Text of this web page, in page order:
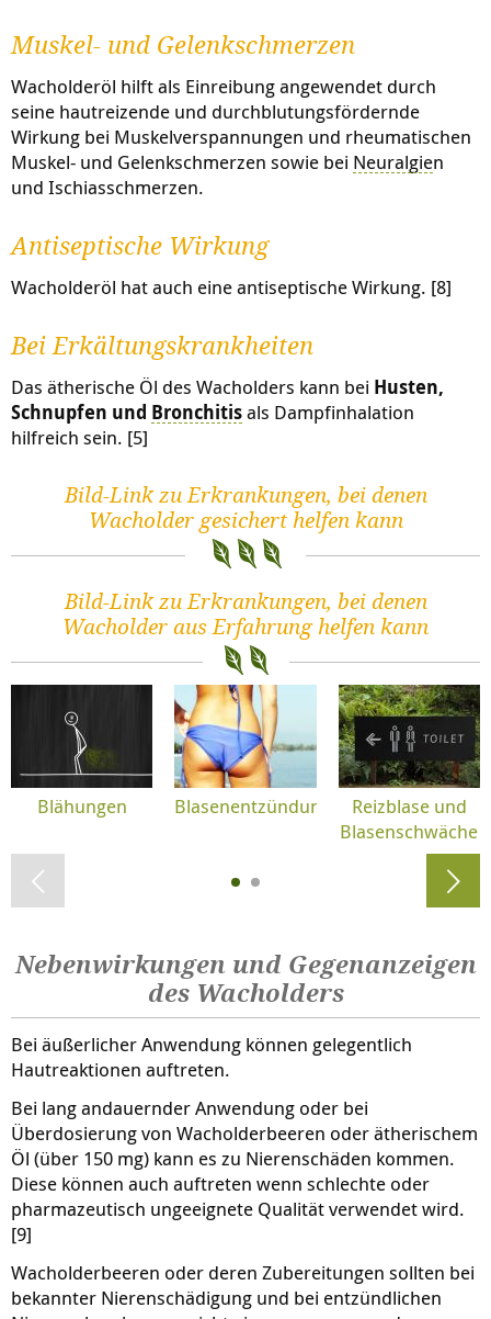
Muskel- und Gelenkschmerzen
Wacholderöl hilft als Einreibung angewendet durch
seine hautreizende und durchblutungsfördernde
Wirkung bei Muskelverspannungen und rheumatischen
Muskel- und Gelenkschmerzen sowie bei Neuralgien
und Ischiasschmerzen.
Antiseptische Wirkung
Wacholderöl hat auch eine antiseptische Wirkung. [8]
Bei Erkältungskrankheiten
Das ätherische Öl des Wacholders kann bei Husten,
Schnupfen und Bronchitisals Dampfinhalation
hilfreich sein. [5]
Bild-Link zu Erkrankungen, bei denen
Wacholder gesichert helfen kann
Bild-Link zu Erkrankungen, bei denen
Wacholder aus Erfahrung helfen kann
Blähungen Blasenentzündung
Reizblase und
Blasenschwäche
Nebenwirkungen und Gegenanzeigen
des Wacholders
Bei äußerlicher Anwendung können gelegentlich
Hautreaktionen auftreten.
Bei lang andauernder Anwendung oder bei
Überdosierung von Wacholderbeeren oder ätherischem
Öl (über 150 mg) kann es zu Nierenschäden kommen.
Diese können auch auftreten wenn schlechte oder
pharmazeutisch ungeeignete Qualität verwendet wird.
[9]
Wacholderbeeren oder deren Zubereitungen sollten bei
bekannter Nierenschädigung und bei entzündlichen